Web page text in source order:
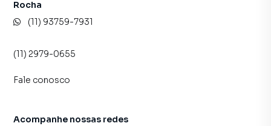
Rocha
(11) 93759-7931
(11) 2979-0655
Fale conosco
Acompanhe nossas redes